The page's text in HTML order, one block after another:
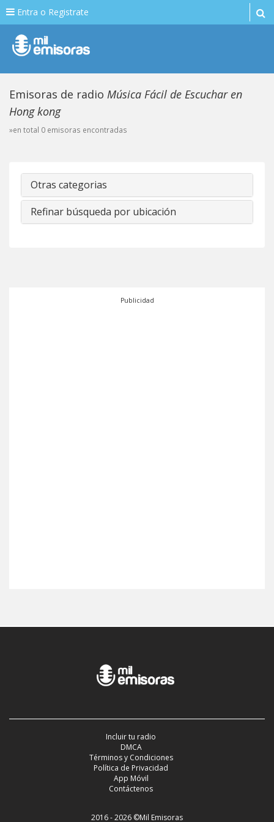
Entra o Registrate
Emisoras de radio Música Fácil de Escuchar en
Hong kong
»en total 0 emisoras encontradas
Otras categorias
Refinar búsqueda por ubicación
Publicidad
Incluir tu radio
DMCA
Términos y Condiciones
Política de Privacidad
App Móvil
Contáctenos
2016 - 2026 ©Mil Emisoras